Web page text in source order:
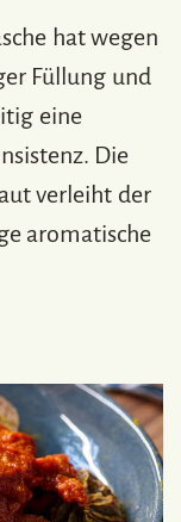
hat wegen
Füllung und
eine
Die
verleiht der
aromatische